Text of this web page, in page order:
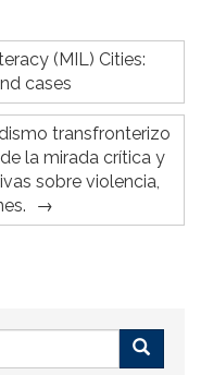
(MIL) Cities:
cases
transfronterizo
la mirada crítica y
sobre violencia,